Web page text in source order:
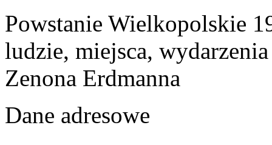
Powstanie Wielkopolskie
ludzie, miejsca,
Zenona Erdmanna
Dane adresowe